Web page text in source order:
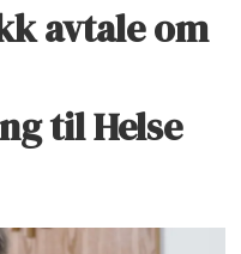
avtale om
til Helse